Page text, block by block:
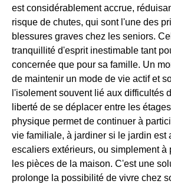
est considérablement accrue,
risque de chutes, qui sont l'une des
blessures graves chez les seniors.
tranquillité d'esprit inestimable tant
concernée que pour sa famille. Un
de maintenir un mode de vie actif et
l'isolement souvent lié aux difficultés
liberté de se déplacer entre les
physique permet de continuer à
vie familiale, à jardiner si le jardin est
escaliers extérieurs, ou simplement à
les pièces de la maison. C'est une
prolonge la possibilité de vivre chez